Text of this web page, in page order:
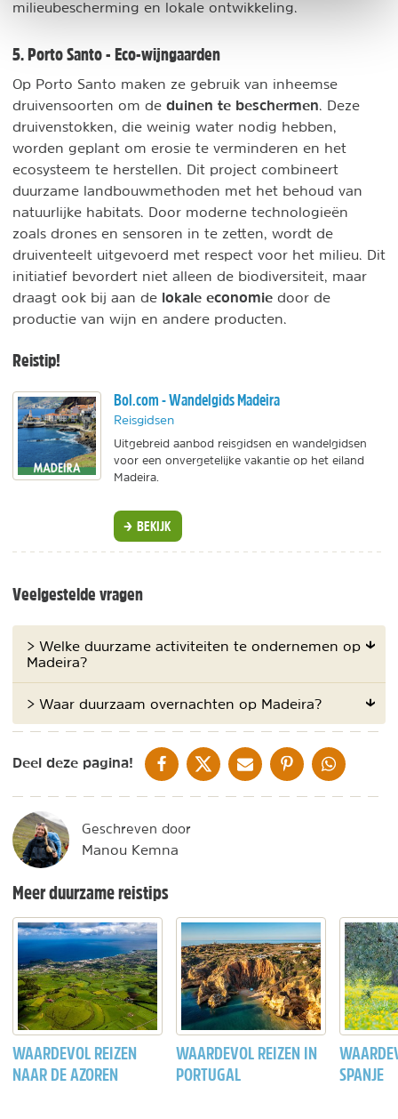
milieubescherming en lokale ontwikkeling.
5. Porto Santo - Eco-wijngaarden
Op Porto Santo maken ze gebruik van inheemse
druivensoorten om de duinen te beschermen. Deze
druivenstokken, die weinig water nodig hebben,
worden geplant om erosie te verminderen en het
ecosysteem te herstellen. Dit project combineert
duurzame landbouwmethoden met het behoud van
natuurlijke habitats. Door moderne technologieën
zoals drones en sensoren in te zetten, wordt de
druiventeelt uitgevoerd met respect voor het milieu. Dit
initiatief bevordert niet alleen de biodiversiteit, maar
draagt ook bij aan de lokale economie door de
productie van wijn en andere producten.
Reistip!
Bol.com - Wandelgids Madeira
Reisgidsen
Uitgebreid aanbod reisgidsen en wandelgidsen
voor een onvergetelijke vakantie op het eiland
Madeira.
BEKIJK
Veelgestelde vragen
> Welke duurzame activiteiten te ondernemen op
Madeira?
> Waar duurzaam overnachten op Madeira?
Deel deze pagina! DELEN OP FACEBOOK
DELEN OP XDELEN VIA DE MAIL
DELEN OP PINTEREST
DELEN OP
Geschreven door
Manou Kemna
Meer duurzame reistips
WAARDEVOL REIZEN
NAAR DE AZOREN
WAARDEVOL REIZEN IN
PORTUGAL
SPANJE